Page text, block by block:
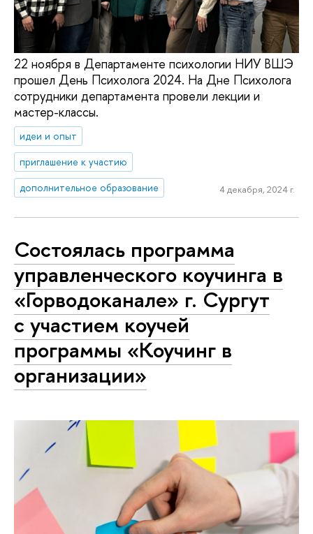
22 ноября в Департаменте психологии НИУ ВШЭ
прошел День Психолога 2024. На Дне Психолога
сотрудники департамента провели лекции и
мастер-классы.
идеи и опыт
приглашение к участию
дополнительное образование
4 декабря, 2024 г.
Состоялась программа
управленческого коучинга в
«Горводоканале» г. Сургут
с участием коучей
программы «Коучинг в
организации»